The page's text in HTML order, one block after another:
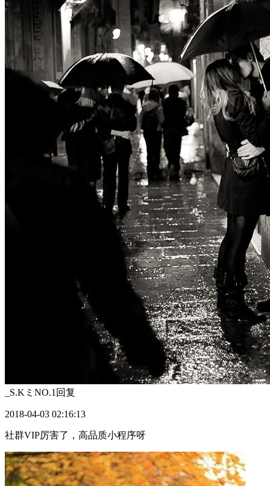
_S.KミNO.1 回复
2018-04-03 02:16:13
社群VIP厉害了，高品质小程序呀